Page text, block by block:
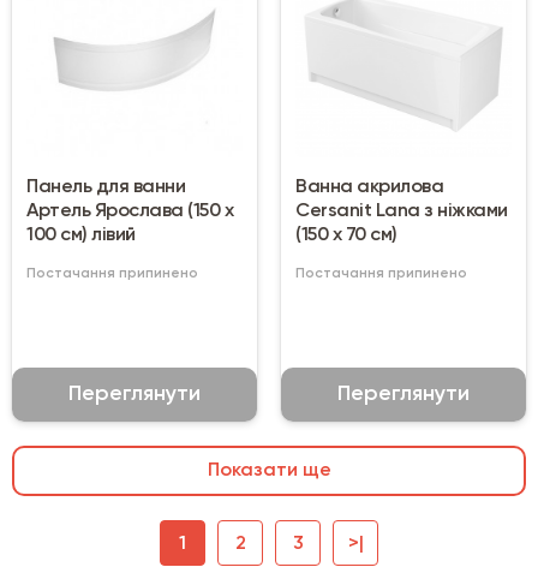
Панель для ванни
Артель Ярослава (150 х
100 см) лівий
Постачання припинено
Переглянути
Ванна акрилова
Cersanit Lana з ніжками
(150 x 70 см)
Постачання припинено
Переглянути
Показати ще
1 2 3 >|